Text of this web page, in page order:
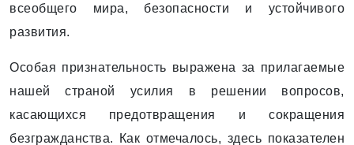
всеобщего мира, безопасности и устойчивого
развития.
Особая признательность выражена за прилагаемые
нашей страной усилия в решении вопросов,
касающихся предотвращения и сокращения
безгражданства. Как отмечалось, здесь показателен